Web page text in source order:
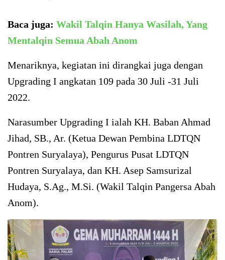
Baca juga: Wakil Talqin Hanya Wasilah, Yang
Mentalqin Semua Abah Anom
Menariknya, kegiatan ini dirangkai juga dengan
Upgrading I angkatan 109 pada 30 Juli -31 Juli
2022.
Narasumber Upgrading I ialah KH. Baban Ahmad
Jihad, SB., Ar. (Ketua Dewan Pembina LDTQN
Pontren Suryalaya), Pengurus Pusat LDTQN
Pontren Suryalaya, dan KH. Asep Samsurizal
Hudaya, S.Ag., M.Si. (Wakil Talqin Pangersa Abah
Anom).